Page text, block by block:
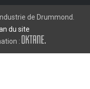
de Drummond.
du site
: